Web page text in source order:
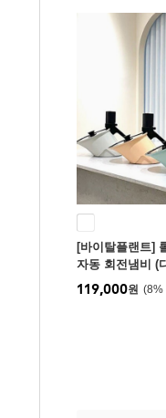
[바이탈플랜트]
자동 회전냄비 (
용가능/간편세척)
8%
119,000원